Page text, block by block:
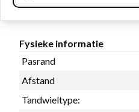
Fysieke informatie
Pasrand
Afstand
Tandwieltype: